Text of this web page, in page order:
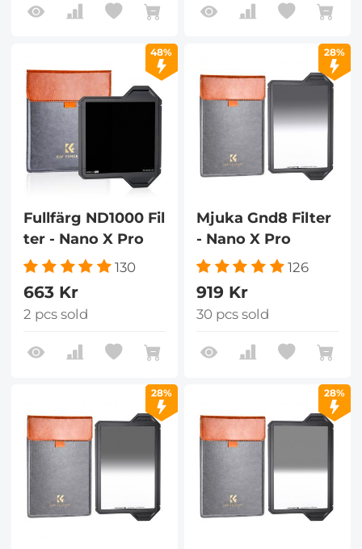
48%
Fullfärg ND1000 Fil
ter - Nano X Pro
130
663 Kr
2 pcs sold
28%
Mjuka Gnd8 Filter
- Nano X Pro
126
919 Kr
30 pcs sold
28% 28%